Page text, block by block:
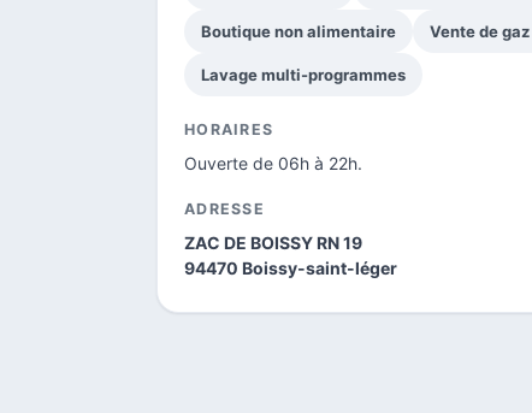
Boutique non alimentaire Vente de
Lavage multi-programmes
HORAIRES
Ouverte de 06h à 22h.
ADRESSE
ZAC DE BOISSY RN 19
94470 Boissy-saint-léger